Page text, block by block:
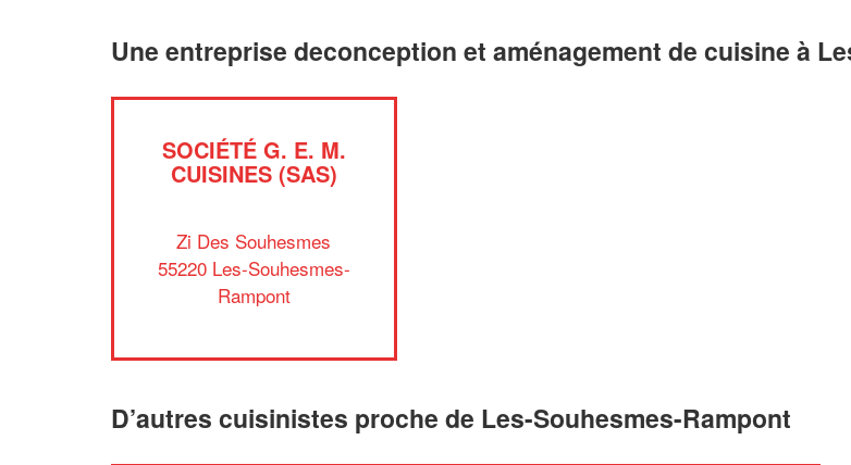
Une entreprise deconception et aménagement de cuisine à
SOCIÉTÉ G. E. M.
CUISINES (SAS)
Zi Des Souhesmes
55220 Les-Souhesmes-
Rampont
D’autres cuisinistes proche de Les-Souhesmes-Rampont